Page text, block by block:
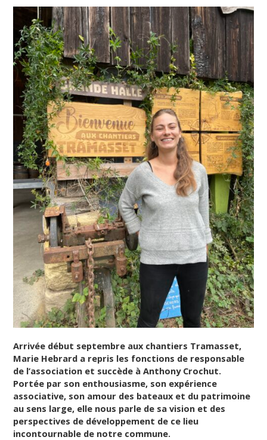
Arrivée début septembre aux chantiers Tramasset,
Marie Hebrard a repris les fonctions de responsable
de l’association et succède à Anthony Crochut.
Portée par son enthousiasme, son expérience
associative, son amour des bateaux et du patrimoine
au sens large, elle nous parle de sa vision et des
perspectives de développement de ce lieu
incontournable de notre commune.